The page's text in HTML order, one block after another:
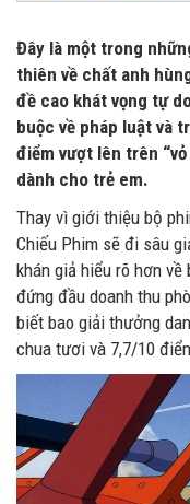
Đây là một trong
thiên về chất anh
đề cao khát vọng tự
buộc về pháp luật và
điểm vượt lên trên
dành cho trẻ em.
Thay vì giới thiệu bộ
Chiếu Phim sẽ đi sâu
khán giả hiểu rõ hơn
đứng đầu doanh thu
biết bao giải thưởng
chua tươi và 7,7/10